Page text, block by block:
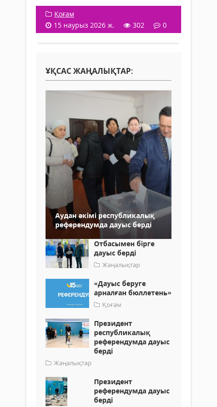
Қоғам
15 наурыз 2026 ж.
302 0
ҰҚСАС ЖАҢАЛЫҚТАР:
Аудан әкімі республикалық
референдумда дауыс берді
Отбасымен бірге
дауыс берді
Жаңалықтар
«Дауыс беруге
арналған бюллетень»
Қоғам
Президент
республикалық
референдумда дауыс
берді
Жаңалықтар
Президент
референдумда дауыс
берді